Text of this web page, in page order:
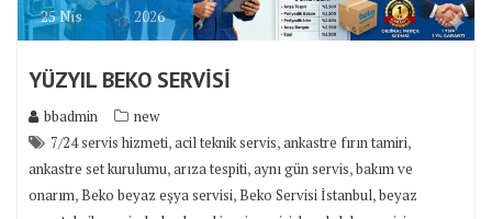
25Nis 2026
YÜZYIL BEKO SERVİSİ
bbadmin
new
7/24 servis hizmeti,acil teknik servis,ankastre fırın tamiri,
ankastre set kurulumu,arıza tespiti,aynı gün servis,bakım ve
onarım,Beko beyaz eşya servisi,Beko Servisi İstanbul,beyaz